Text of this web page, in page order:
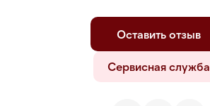
Оставить отзыв
Сервисная служба